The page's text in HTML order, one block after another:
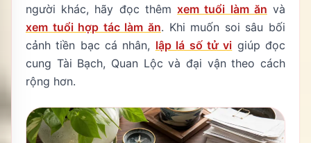
người khác, hãy đọc thêmxem tuổi làm ăn và
xem tuổi hợp tác làm ăn. Khi muốn soi sâu bối
cảnh tiền bạc cá nhân, lập lá số tử vi giúp đọc
cung Tài Bạch, Quan Lộc và đại vận theo cách
rộng hơn.